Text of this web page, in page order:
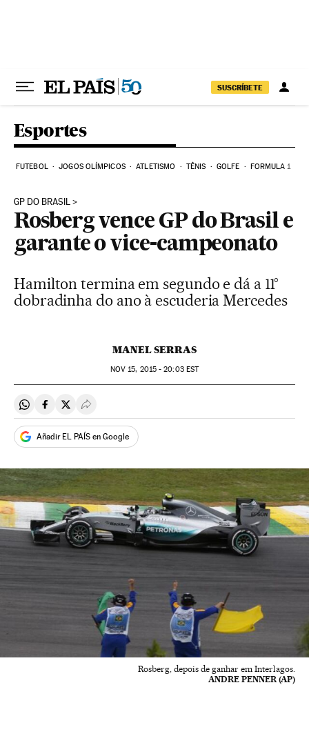
SUSCRÍBETE
Esportes
FUTEBOL JOGOS OLÍMPICOS ATLETISMO TÊNIS GOLFE FORMULA 1
GP DO BRASIL
Rosberg vence GP do Brasil e
garante o vice-campeonato
Hamilton termina em segundo e dá a 11°
dobradinha do ano à escuderia Mercedes
MANEL SERRAS
NOV 15, 2015 - 20:03EST
Compartir en Whatsapp
Compartir en Facebook
Compartir en Twitter
Desplegar Redes Sociales
Añadir EL PAÍS en Google
Rosberg, depois de ganhar em Interlagos.
ANDRE PENNER (AP)